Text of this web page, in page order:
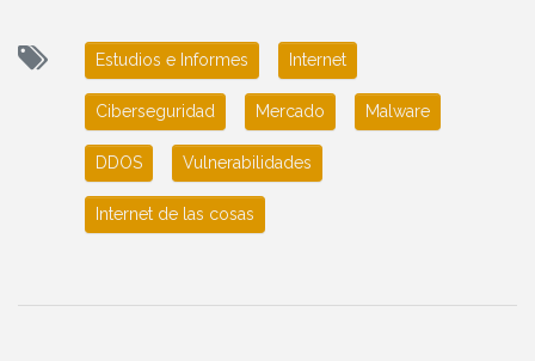
Estudios e Informes Internet
Ciberseguridad Mercado Malware
DDOS Vulnerabilidades
Internet de las cosas